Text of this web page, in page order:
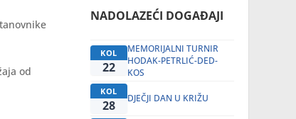
od
NADOLAZEĆI DOGAĐAJI
KOL
22
MEMORIJALNI TURNIR
HODAK-PETRLIĆ-DED-
KOS
KOL
28 DJEČJI DAN U KRIŽU